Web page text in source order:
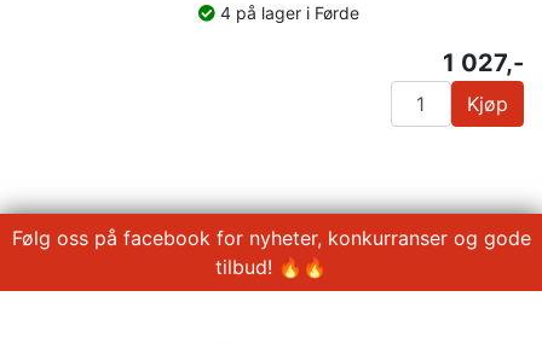
4 på lager i Førde
1 027,-
Kjøp
Følg oss på facebook for nyheter, konkurranser og gode
tilbud! 🔥🔥